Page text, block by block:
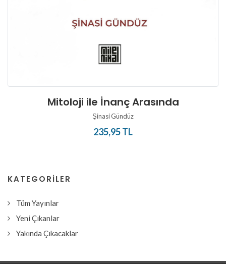
Mitoloji ile İnanç Arasında
Şinasi Gündüz
235,95 TL
KATEGORILER
Tüm Yayınlar
Yeni Çıkanlar
Yakında Çıkacaklar